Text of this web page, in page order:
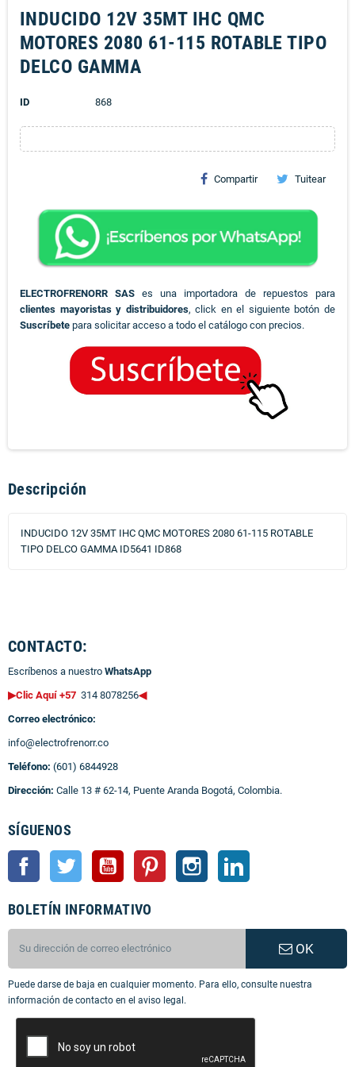
INDUCIDO 12V 35MT IHC QMC
MOTORES 2080 61-115 ROTABLE TIPO
DELCO GAMMA
ID 868
Compartir Tuitear
ELECTROFRENORR SAS es una importadora de repuestos para
clientes mayoristas y distribuidores, click en el siguiente botón de
Suscríbete para solicitar acceso a todo el catálogo con precios.
Descripción
INDUCIDO 12V 35MT IHC QMC MOTORES 2080 61-115 ROTABLE
TIPO DELCO GAMMA ID5641 ID868
CONTACTO:
Escríbenos a nuestro WhatsApp
▶Clic Aquí +57 314 8078256◀
Correo electrónico:
info@electrofrenorr.co
Teléfono: (601) 6844928
Dirección: Calle 13 # 62-14, Puente Aranda Bogotá, Colombia.
SÍGUENOS
Facebook Twitter YouTube Pinterest Instagram
BOLETÍN INFORMATIVO
OK
Puede darse de baja en cualquier momento. Para ello, consulte nuestra
información de contacto en el aviso legal.